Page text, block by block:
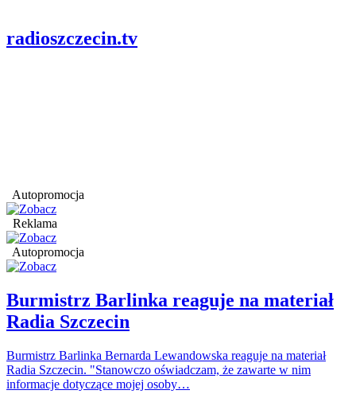
radioszczecin.tv
Autopromocja
Reklama
Autopromocja
Burmistrz Barlinka reaguje na materiał
Radia Szczecin
Burmistrz Barlinka Bernarda Lewandowska reaguje na materiał
Radia Szczecin. "Stanowczo oświadczam, że zawarte w nim
informacje dotyczące mojej osoby…